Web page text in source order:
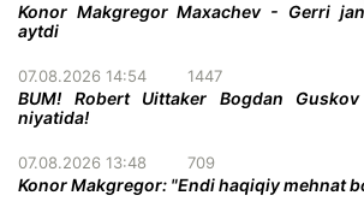
Konor Makgregor Maxachev - Gerri
aytdi
07.08.2026 14:54 1447
BUM! Robert Uittaker Bogdan
niyatida!
07.08.2026 13:48 709
Konor Makgregor: "Endi haqiqiy mehnat